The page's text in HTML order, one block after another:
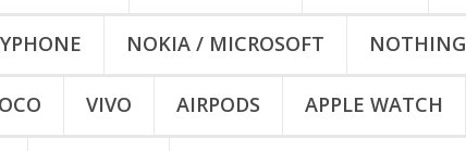
NOKIA / MICROSOFT NOTHING
VIVO AIRPODS APPLE WATCH